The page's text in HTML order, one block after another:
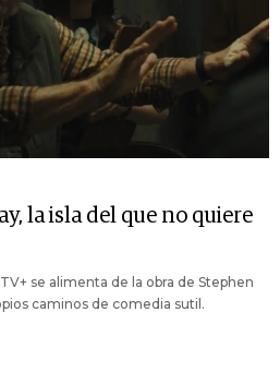
la isla del que no quiere
se alimenta de la obra de Stephen
caminos de comedia sutil.